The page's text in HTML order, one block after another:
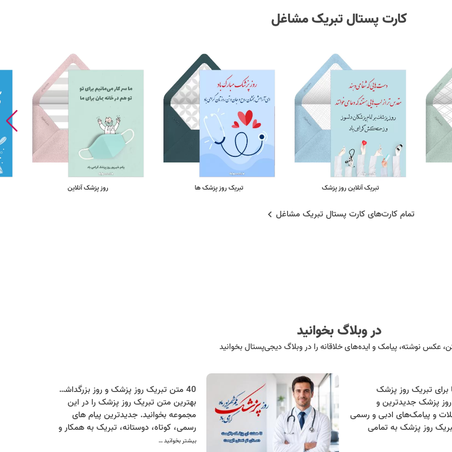
کارت پستال تبریک مشاغل
تبریک آنلاین روز پزشک تبریک روز پزشک ها روز پزشک آنلاین
تمام کارت‌های کارت پستال تبریک مشاغل
در وبلاگ بخوانید
عکس نوشته، پیامک و ایده‌های خلاقانه را در وبلاگ دیجی‌پستال بخوانید
پزشک جدیدترین و
و پیامک‌های ادبی و رسمی
روز پزشک به تمامی
40 متن تبریک روز پزشک و روز بزرگداشت ابوعلی سینا | به همسر، دوست، همکار و پزشک عزیز
بهترین متن تبریک روز پزشک را در این
مجموعه بخوانید. جدیدترین پیام های
رسمی، کوتاه، دوستانه، تبریک به همکار و
همسر پزشک به همراه کارت پستال
بیشتر بخوانید …